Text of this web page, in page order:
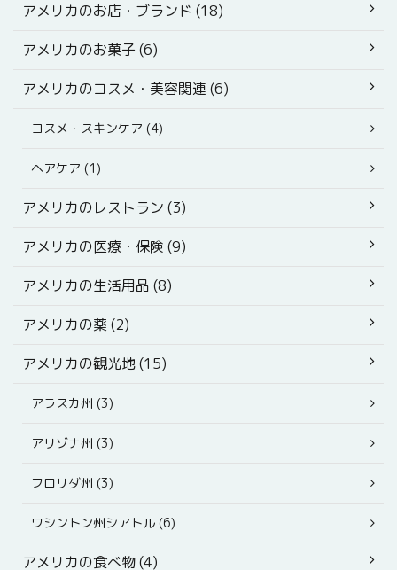
アメリカのお店・ブランド (18)
アメリカのお菓子 (6)
アメリカのコスメ・美容関連 (6)
コスメ・スキンケア (4)
ヘアケア (1)
アメリカのレストラン (3)
アメリカの医療・保険 (9)
アメリカの生活用品 (8)
アメリカの薬 (2)
アメリカの観光地 (15)
アラスカ州 (3)
アリゾナ州 (3)
フロリダ州 (3)
ワシントン州シアトル (6)
アメリカの食べ物 (4)